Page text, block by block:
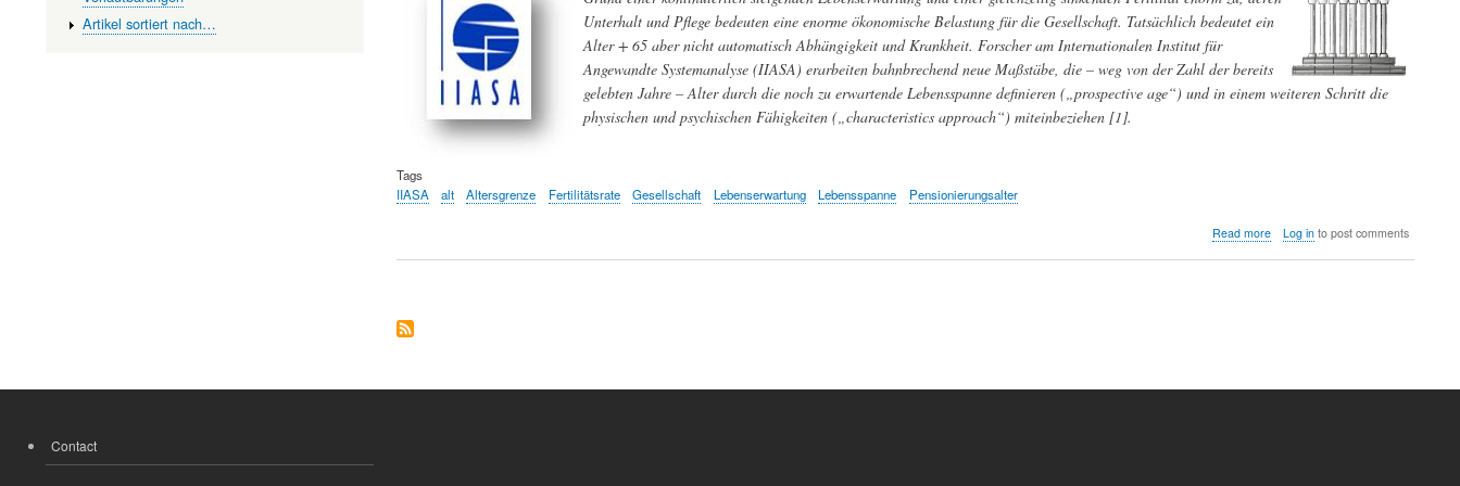
Unterhalt und Pflege bedeuten eine enorme ökonomische Belastung für die Gesellschaft. Tatsächlich bedeutet ein
Alter + 65 aber nicht automatisch Abhängigkeit und Krankheit. Forscher am Internationalen Institut für
Angewandte Systemanalyse (IIASA) erarbeiten bahnbrechend neue Maßstäbe, die – weg von der Zahl der bereits
gelebten Jahre – Alter durch die noch zu erwartende Lebensspanne definieren („prospective age“) und in einem weiteren Schritt die
physischen und psychischen Fähigkeiten („characteristics approach“) miteinbeziehen [1].
Tags
IIASA
alt Altersgrenze Fertilitätsrate Gesellschaft Lebenserwartung Lebensspanne Pensionierungsalter
Read moreabout
Log into post comments
Artikel sortiert nach…
FOOTER
Contact